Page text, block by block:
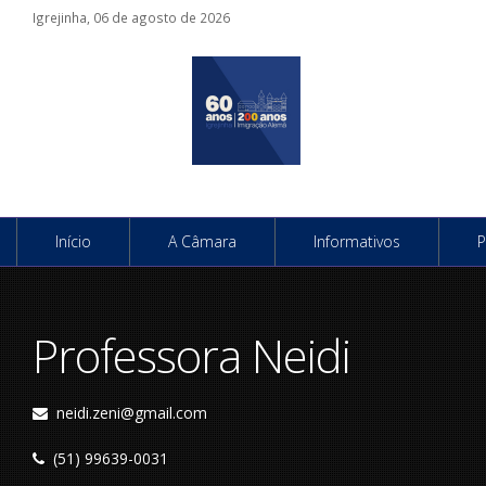
Igrejinha, 06 de agosto de 2026
Início A Câmara Informativos
Professora Neidi
neidi.zeni@gmail.com
(51) 99639-0031